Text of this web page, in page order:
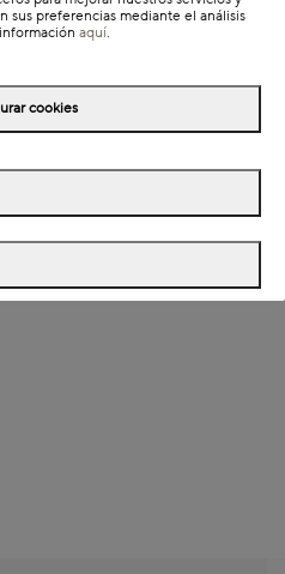
sus preferencias mediante el análisis
aquí.
cookies